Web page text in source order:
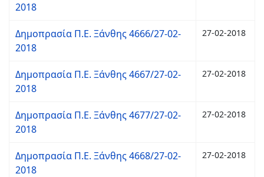
2018
Δημοπρασία Π.Ε. Ξάνθης 4666/27-02-
2018
27-02-2018
Δημοπρασία Π.Ε. Ξάνθης 4667/27-02-
2018
27-02-2018
Δημοπρασία Π.Ε. Ξάνθης 4677/27-02-
2018
27-02-2018
Δημοπρασία Π.Ε. Ξάνθης 4668/27-02-
2018
27-02-2018